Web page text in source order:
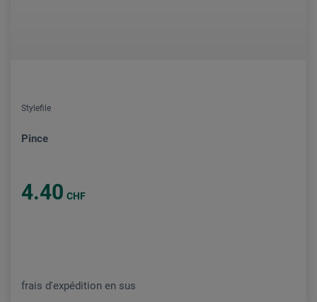
Stylefile
Pince
4.40 CHF
frais d'expédition en sus